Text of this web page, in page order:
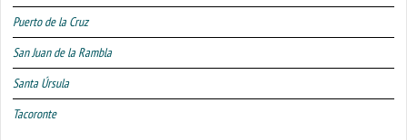
Puerto de la Cruz
San Juan de la Rambla
Santa Úrsula
Tacoronte